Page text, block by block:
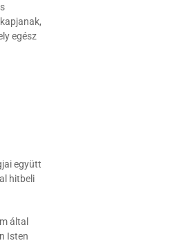
egész
együtt
hitbeli
által
Isten